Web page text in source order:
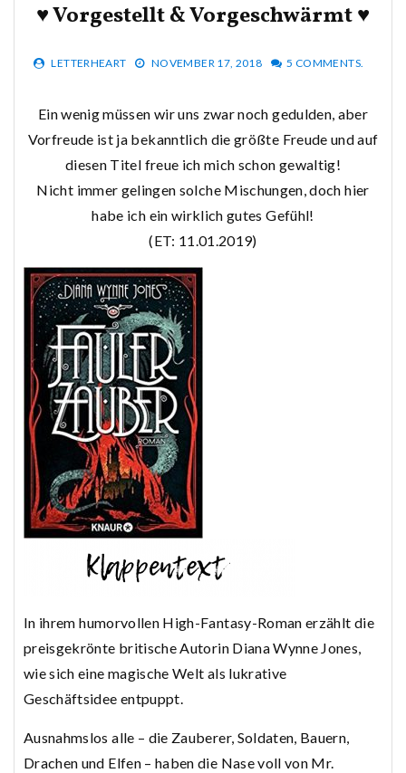
♥ Vorgestellt & Vorgeschwärmt ♥
LETTERHEART NOVEMBER 17, 2018 5 COMMENTS.
Ein wenig müssen wir uns zwar noch gedulden, aber
Vorfreude ist ja bekanntlich die größte Freude und auf
diesen Titel freue ich mich schon gewaltig!
Nicht immer gelingen solche Mischungen, doch hier
habe ich ein wirklich gutes Gefühl!
(ET: 11.01.2019)
In ihrem humorvollen High-Fantasy-Roman erzählt die
preisgekrönte britische Autorin Diana Wynne Jones,
wie sich eine magische Welt als lukrative
Geschäftsidee entpuppt.
Ausnahmslos alle – die Zauberer, Soldaten, Bauern,
Drachen und Elfen – haben die Nase voll von Mr.